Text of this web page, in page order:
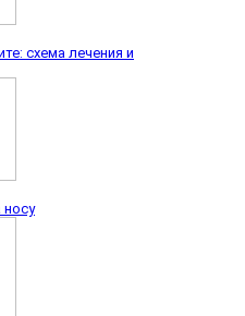
схема лечения и
носу